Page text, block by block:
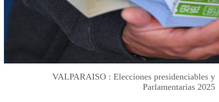
VALPARAISO : Elecciones presidenciables y
Parlamentarias 2025